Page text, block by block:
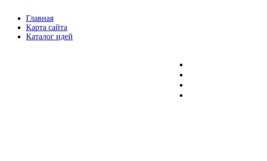
Главная
Карта сайта
Каталог идей